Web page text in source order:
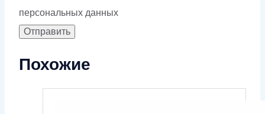
персональных данных
Похожие